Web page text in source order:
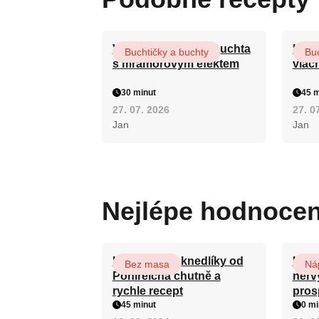
Vláčná olejová litá buchta
s mramorovým efektem
Buchtičky a buchty
30 minut
27. 07. 2026
Jan
45
27.
Jan
Nejlépe
Karlovarské knedlíky od
Pohlreicha chutně a
rychle recept
Bez masa
45 minut 0